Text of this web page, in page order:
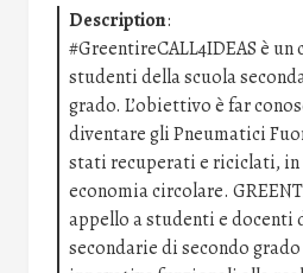
Description:
#GreentireCALL4IDEAS è
studenti della scuola
grado. L’obiettivo è far
diventare gli Pneumatici
stati recuperati e riciclati, in
economia circolare.
appello a studenti e docenti
secondarie di secondo